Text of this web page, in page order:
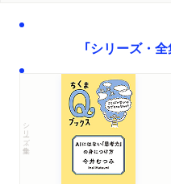
「シリーズ・
シリーズ・全集